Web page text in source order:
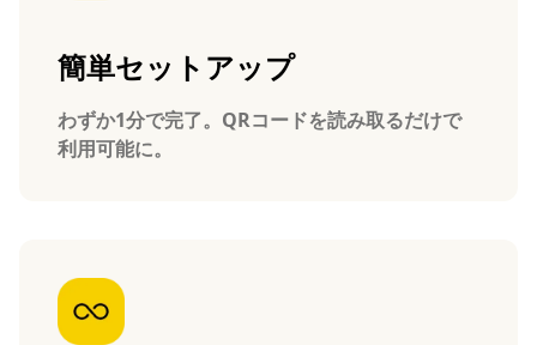
簡単セットアップ
わずか1分で完了。QRコードを読み取るだけで
利用可能に。